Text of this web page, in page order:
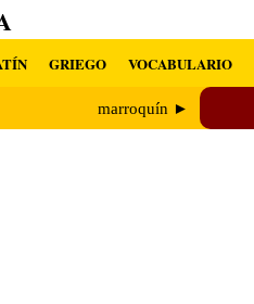
GRIEGO VOCABULARIO
marroquín ►